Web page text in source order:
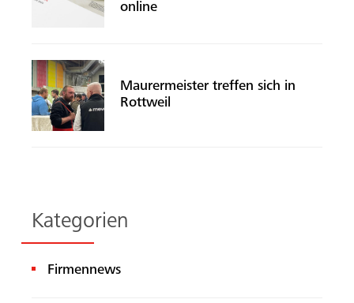
online
Maurermeister treffen sich in
Rottweil
Kategorien
Firmennews